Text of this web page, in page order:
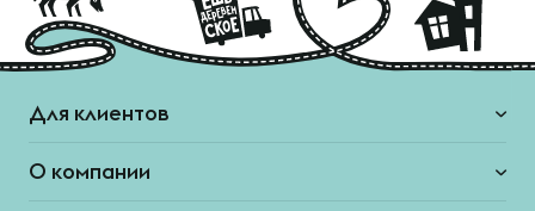
Для клиентов
О компании